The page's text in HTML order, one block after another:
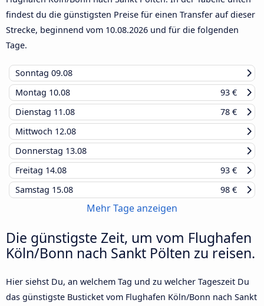
findest du die günstigsten Preise für einen Transfer auf dieser
Strecke, beginnend vom 10.08.2026 und für die folgenden
Tage.
Sonntag 09.08
Montag 10.08
93 €
Dienstag 11.08
78 €
Mittwoch 12.08
Donnerstag 13.08
Freitag 14.08
93 €
Samstag 15.08 98 €
Mehr Tage anzeigen
Die günstigste Zeit, um vom Flughafen
Köln/Bonn nach Sankt Pölten zu reisen.
Hier siehst Du, an welchem Tag und zu welcher Tageszeit Du
das günstigste Busticket vom Flughafen Köln/Bonn nach Sankt